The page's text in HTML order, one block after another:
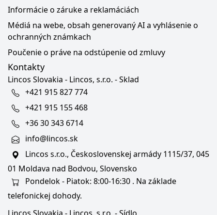
Informácie o záruke a reklamáciách
Médiá na webe, obsah generovaný AI a vyhlásenie o
ochranných známkach
Poučenie o práve na odstúpenie od zmluvy
Kontakty
Lincos Slovakia - Lincos, s.r.o. - Sklad
+421 915 827 774
+421 915 155 468
+36 30 343 6714
info@lincos.sk
Lincos s.r.o., Československej armády 1115/37, 045
01 Moldava nad Bodvou, Slovensko
Pondelok - Piatok: 8:00-16:30 . Na základe
telefonickej dohody.